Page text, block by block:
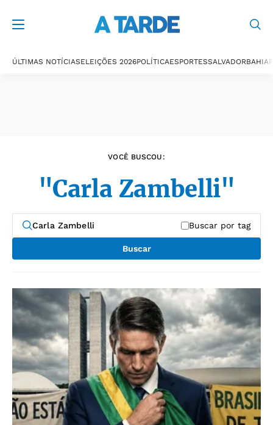
ÚLTIMAS NOTÍCIASELEIÇÕES 2026POLÍTICAESPORTESSALVADORBAHIA
VOCÊ BUSCOU:
"Carla Zambelli"
Buscar por tag
Buscar